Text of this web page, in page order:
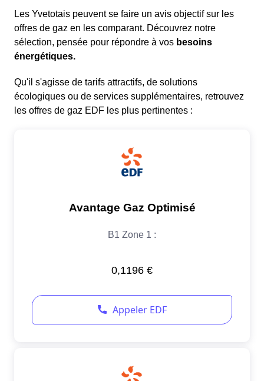
Les Yvetotais peuvent se faire un avis objectif sur les
offres de gaz en les comparant. Découvrez notre
sélection, pensée pour répondre à vos besoins
énergétiques.
Qu'il s'agisse de tarifs attractifs, de solutions
écologiques ou de services supplémentaires, retrouvez
les offres de gaz EDF les plus pertinentes :